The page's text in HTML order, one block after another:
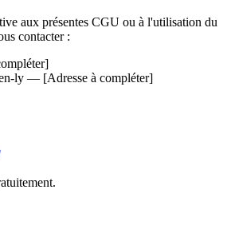
aux présentes CGU ou à l'utilisation du
contacter :
ly — [Adresse à compléter]